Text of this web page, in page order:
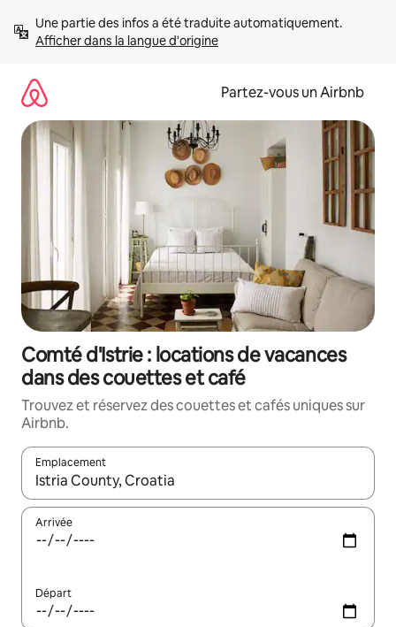
directement
Afficher dans la langue d'origine
Partez-vous un Airbnb
Comté d'Istrie : locations de vacances
dans des couettes et café
Trouvez et réservez des couettes et cafés uniques sur
Airbnb.
Emplacement
Quand les résultats sont affichés, parcourez-les en utilisant
Arrivée
Départ